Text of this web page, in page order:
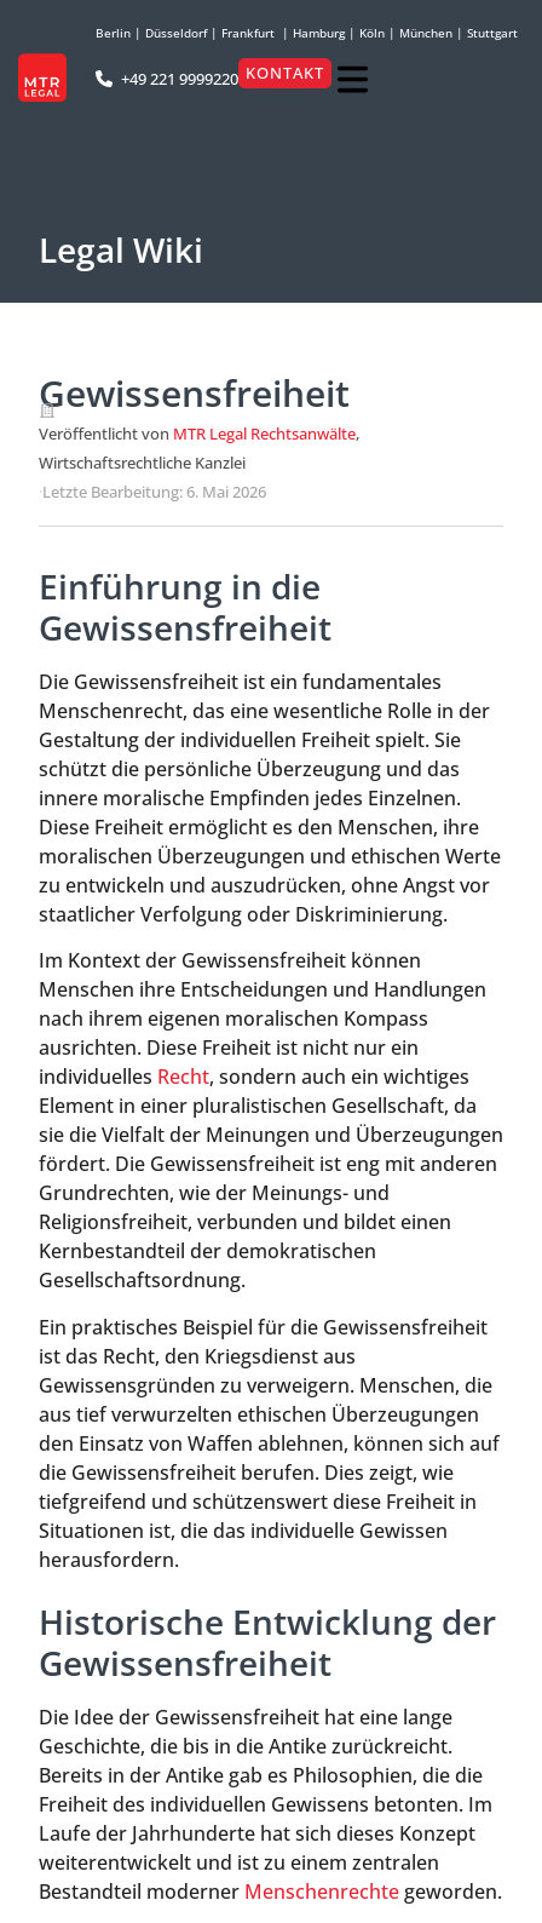
Berlin | Düsseldorf| Frankfurt | Hamburg| Köln | München | Stuttgart
+49 221 9999220 KONTAKT
Legal Wiki
Gewissensfreiheit
Veröffentlicht von MTR Legal Rechtsanwälte,
Wirtschaftsrechtliche Kanzlei
·Letzte Bearbeitung: 6. Mai 2026
Einführung in die
Gewissensfreiheit
Die Gewissensfreiheit ist ein fundamentales
Menschenrecht, das eine wesentliche Rolle in der
Gestaltung der individuellen Freiheit spielt. Sie
schützt die persönliche Überzeugung und das
innere moralische Empfinden jedes Einzelnen.
Diese Freiheit ermöglicht es den Menschen, ihre
moralischen Überzeugungen und ethischen Werte
zu entwickeln und auszudrücken, ohne Angst vor
staatlicher Verfolgung oder Diskriminierung.
Im Kontext der Gewissensfreiheit können
Menschen ihre Entscheidungen und Handlungen
nach ihrem eigenen moralischen Kompass
ausrichten. Diese Freiheit ist nicht nur ein
individuelles Recht, sondern auch ein wichtiges
Element in einer pluralistischen Gesellschaft, da
sie die Vielfalt der Meinungen und Überzeugungen
fördert. Die Gewissensfreiheit ist eng mit anderen
Grundrechten, wie der Meinungs- und
Religionsfreiheit, verbunden und bildet einen
Kernbestandteil der demokratischen
Gesellschaftsordnung.
Ein praktisches Beispiel für die Gewissensfreiheit
ist das Recht, den Kriegsdienst aus
Gewissensgründen zu verweigern. Menschen, die
aus tief verwurzelten ethischen Überzeugungen
den Einsatz von Waffen ablehnen, können sich auf
die Gewissensfreiheit berufen. Dies zeigt, wie
tiefgreifend und schützenswert diese Freiheit in
Situationen ist, die das individuelle Gewissen
herausfordern.
Historische Entwicklung der
Gewissensfreiheit
Die Idee der Gewissensfreiheit hat eine lange
Geschichte, die bis in die Antike zurückreicht.
Bereits in der Antike gab es Philosophien, die die
Freiheit des individuellen Gewissens betonten. Im
Laufe der Jahrhunderte hat sich dieses Konzept
weiterentwickelt und ist zu einem zentralen
Bestandteil moderner Menschenrechtegeworden.